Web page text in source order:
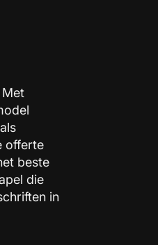
offerte
beste
die
in